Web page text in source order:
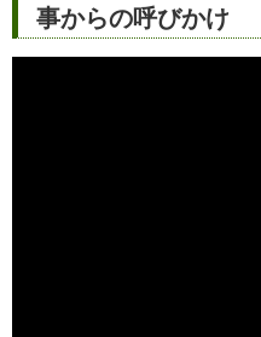
事からの呼びかけ